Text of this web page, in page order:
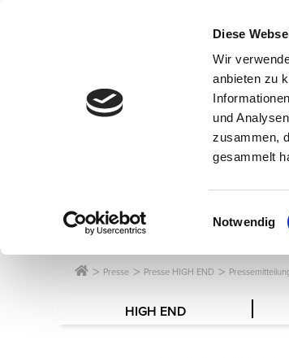
Diese
Wir
anbieten zu
und
zusammen,
gesammelt
Notwendig
Presse Presse HIGH END
HIGH END